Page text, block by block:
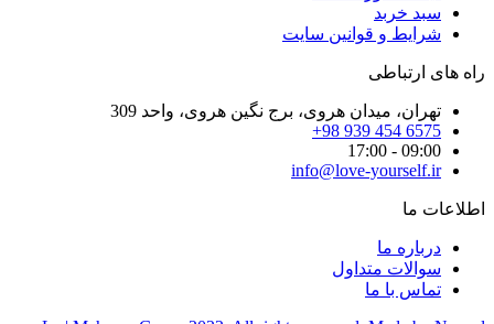
سبد خربد
شرایط و قوانین سایت
راه های ارتباطی
تهران، میدان هروی، برج نگین هروی، واحد 309
6575 454 939 98+
09:00 - 17:00
info@love-yourself.ir
اطلاعات ما
درباره ما
سوالات متداول
تماس با ما